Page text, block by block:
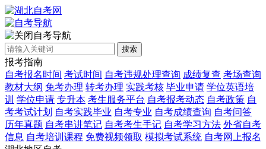
自考导航
搜索
报考指南
自考报名时间 考试时间 自考违规处理查询 成绩复查 考场查询
教材大纲 免考办理 转考办理 实践考核 毕业申请 学位英语培
训 学位申请 专升本 考生服务平台 自考报考动态 自考政策 自
考考试计划 自考实践毕业 自考专业 自考成绩查询 自考问答
历年真题 自考串讲笔记 自考考生手记 自考学习方法 外省自考
信息 自考培训课程 免费视频领取 模拟考试系统 自考网上报名